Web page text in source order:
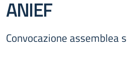
ANIEF
Convocazione assemblea